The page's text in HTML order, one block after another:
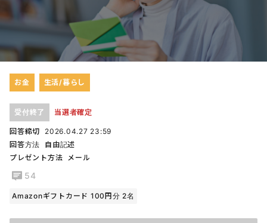
お金 生活/暮らし
受付終了 当選者確定
回答締切
2026.04.27 23:59
回答方法
自由記述
プレゼント方法
メール
54
Amazonギフトカード 100円分 2名